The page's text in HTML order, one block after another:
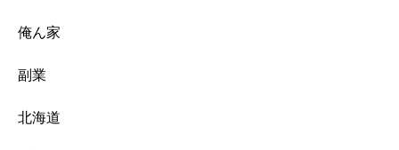
俺ん家
副業
北海道